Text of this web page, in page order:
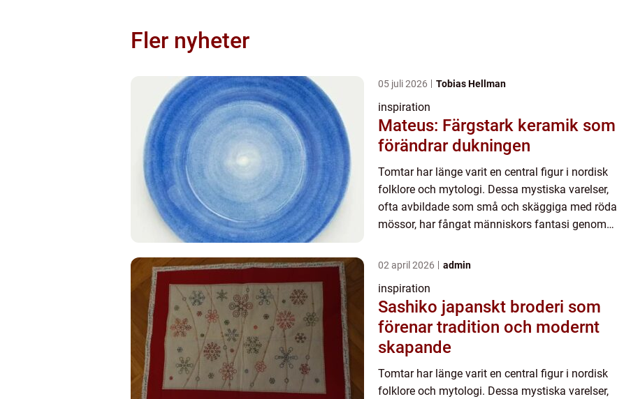
Fler nyheter
05 juli 2026 Tobias Hellman
inspiration
Mateus: Färgstark keramik som
förändrar dukningen
Tomtar har länge varit en central figur i nordisk
folklore och mytologi. Dessa mystiska varelser,
ofta avbildade som små och skäggiga med röda
mössor, har fångat människors fantasi genom
02 april 2026 admin
inspiration
Sashiko japanskt broderi som
förenar tradition och modernt
skapande
Tomtar har länge varit en central figur i nordisk
folklore och mytologi. Dessa mystiska varelser,